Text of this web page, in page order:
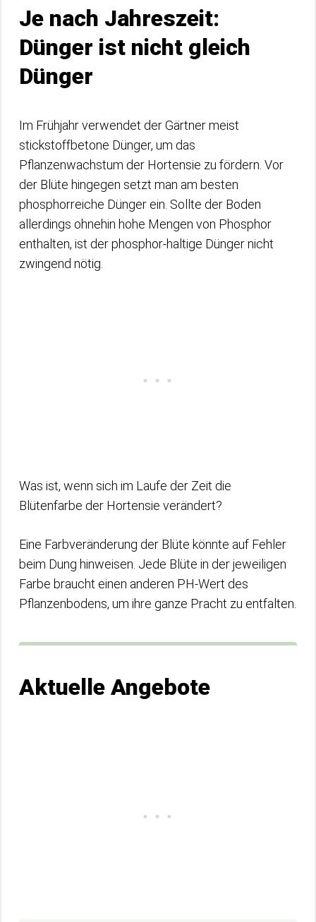
Je nach Jahreszeit:
Dünger ist nicht gleich
Dünger
Im Frühjahr verwendet der Gärtner meist
stickstoffbetone Dünger, um das
Pflanzenwachstum der Hortensie zu fördern. Vor
der Blüte hingegen setzt man am besten
phosphorreiche Dünger ein. Sollte der Boden
allerdings ohnehin hohe Mengen von Phosphor
enthalten, ist der phosphor-haltige Dünger nicht
zwingend nötig.
Was ist, wenn sich im Laufe der Zeit die
Blütenfarbe der Hortensie verändert?
Eine Farbveränderung der Blüte könnte auf Fehler
beim Dung hinweisen. Jede Blüte in der jeweiligen
Farbe braucht einen anderen PH-Wert des
Pflanzenbodens, um ihre ganze Pracht zu entfalten.
Aktuelle Angebote